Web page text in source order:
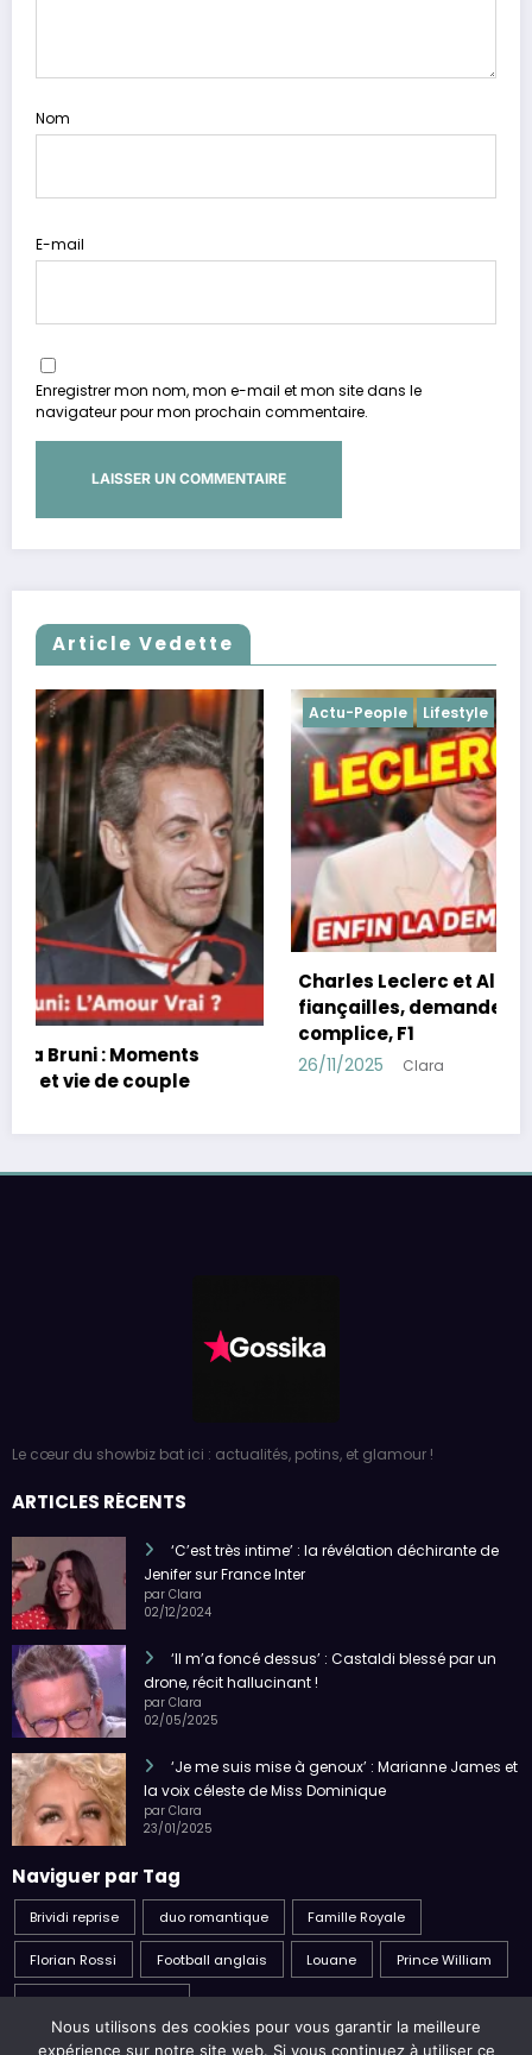
Nom
E-mail
Enregistrer mon nom, mon e-mail et mon site dans le
navigateur pour mon prochain commentaire.
Article Vedette
Actu-People Lifestyle
Charles Leclerc et Alexandra Saint Mleux :
fiançailles, demande en mariage, chien
complice, F1
26/11/2025 Clara
Le cœur du showbiz bat ici : actualités, potins, et glamour !
ARTICLES RÉCENTS
Jenifer sur France Inter
par Clara
02/12/2024
drone, récit hallucinant !
par Clara
02/05/2025
la voix céleste de Miss Dominique
par Clara
23/01/2025
Naviguer par Tag
Brividi reprise duo romantique Famille Royale
Florian Rossi Football anglais Louane Prince William
Sven-Göran Eriksson
Nous utilisons des cookies pour vous garantir la meilleure
expérience sur notre site web. Si vous continuez à utiliser ce